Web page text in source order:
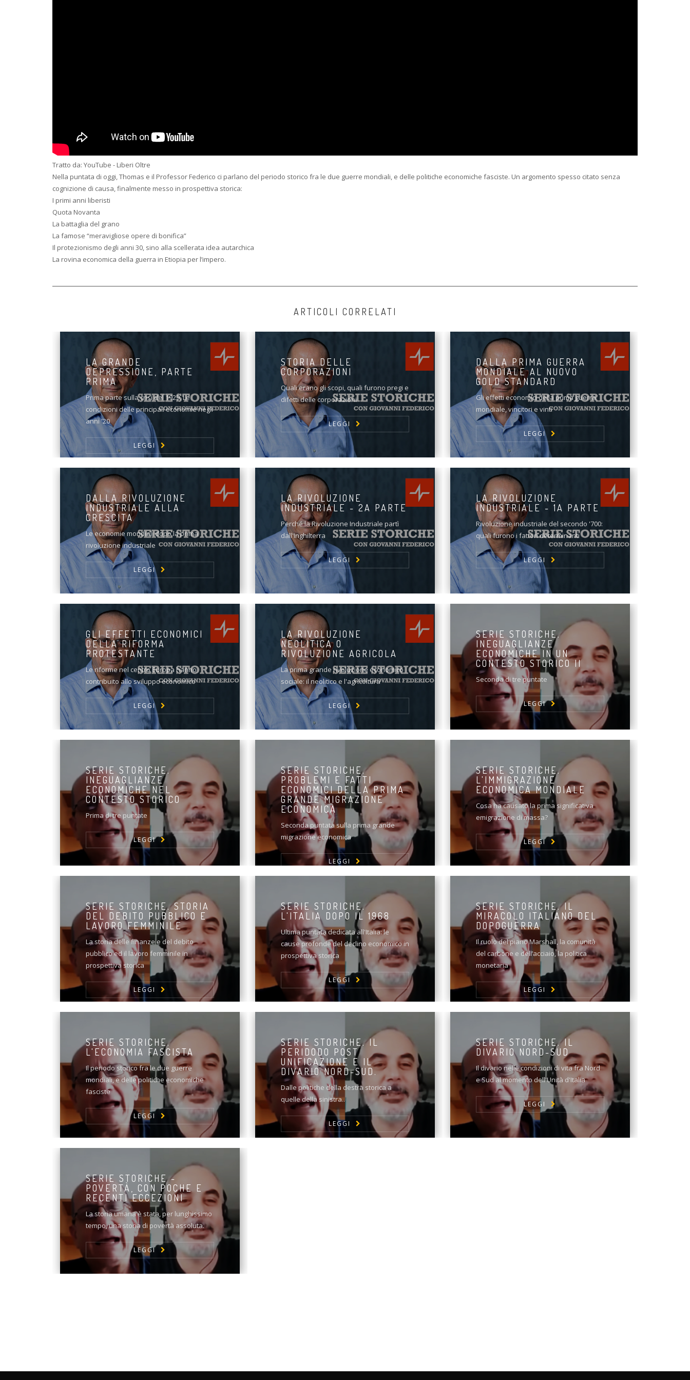
Tratto da: YouTube - Liberi Oltre
Nella puntata di oggi, Thomas e il Professor Federico ci parlano del periodo storico fra le due guerre mondiali, e delle politiche economiche fasciste. Un argomento spesso citato senza
cognizione di causa, finalmente messo in prospettiva storica:
I primi anni liberisti
Quota Novanta
La battaglia del grano
La famose “meravigliose opere di bonifica”
Il protezionismo degli anni 30, sino alla scellerata idea autarchica
La rovina economica della guerra in Etiopia per l’impero.
ARTICOLI CORRELATI
LA GRANDE
DEPRESSIONE, PARTE
PRIMA
Prima parte sulla crisi del 1929. Le
condizioni delle principali economie negli
anni '20
LEGGI
STORIA DELLE
CORPORAZIONI
Quali erano gli scopi, quali furono pregi e
difetti delle corporazioni
LEGGI
DALLA PRIMA GUERRA
MONDIALE AL NUOVO
GOLD STANDARD
Gli effetti economici della prima guerra
mondiale, vincitori e vinti
LEGGI
DALLA RIVOLUZIONE
INDUSTRIALE ALLA
CRESCITA
Le economie mondiali dopo la prima
rivoluzione industriale
LEGGI
LA RIVOLUZIONE
INDUSTRIALE - 2A PARTE
Perché la Rivoluzione Industriale partì
dall'Inghilterra
LEGGI
LA RIVOLUZIONE
INDUSTRIALE - 1A PARTE
Rivoluzione industriale del secondo '700:
quali furono i fattori determinanti
LEGGI
GLI EFFETTI ECONOMICI
DELLA RIFORMA
PROTESTANTE
Le riforme nel centro Europa hanno
contribuito allo sviluppo economico
LEGGI
LA RIVOLUZIONE
NEOLITICA O
RIVOLUZIONE AGRICOLA
La prima grande rivoluzione economico
sociale: il neolitico e l'agricoltura
LEGGI
SERIE STORICHE.
INEGUAGLIANZE
ECONOMICHE IN UN
CONTESTO STORICO II
Seconda di tre puntate
LEGGI
SERIE STORICHE.
INEGUAGLIANZE
ECONOMICHE NEL
CONTESTO STORICO
Prima di tre puntate
LEGGI
SERIE STORICHE.
PROBLEMI E FATTI
ECONOMICI DELLA PRIMA
GRANDE MIGRAZIONE
ECONOMICA
Seconda puntata sulla prima grande
migrazione economica
LEGGI
SERIE STORICHE.
L'IMMIGRAZIONE
ECONOMICA MONDIALE
Cosa ha causato la prima significativa
emigrazione di massa?
LEGGI
SERIE STORICHE. STORIA
DEL DEBITO PUBBLICO E
LAVORO FEMMINILE
La storia delle finanze e del debito
pubblico ed il lavoro femminile in
prospettiva storica
LEGGI
SERIE STORICHE.
L'ITALIA DOPO IL 1968
Ultima puntata dedicata all'Italia: le
cause profonde del declino economico in
prospettiva storica
LEGGI
SERIE STORICHE. IL
MIRACOLO ITALIANO DEL
DOPOGUERRA
Il ruolo del piano Marshall, la comunità
del carbone e dell’acciaio, la politica
monetaria
LEGGI
SERIE STORICHE.
L'ECONOMIA FASCISTA
Il periodo storico fra le due guerre
mondiali, e delle politiche economiche
fasciste
LEGGI
SERIE STORICHE. IL
PERIDODO POST
UNIFICAZIONE E IL
DIVARIO NORD-SUD.
Dalle politiche della destra storica a
quelle della sinistra..
LEGGI
SERIE STORICHE. IL
DIVARIO NORD-SUD
Il divario nelle condizioni di vita fra Nord
e Sud al momento dell'Unità d'Italia
LEGGI
SERIE STORICHE -
POVERTÀ, CON POCHE E
RECENTI ECCEZIONI
La storia umana è stata, per lunghissimo
tempo, una storia di povertà assoluta.
LEGGI